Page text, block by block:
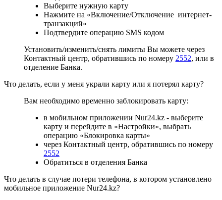
Выберите нужную карту
Нажмите на «Включение/Отключение интернет-
транзакций»
Подтвердите операцию SMS кодом
Установить/изменить/снять лимиты Вы можете через
Контактный центр, обратившись по номеру 2552, или в
отделение Банка.
Что делать, если у меня украли карту или я потерял карту?
Вам необходимо временно заблокировать карту:
в мобильном приложении Nur24.kz - выберите
карту и перейдите в «Настройки», выбрать
операцию «Блокировка карты»
через Контактный центр, обратившись по номеру
2552
Обратиться в отделения Банка
Что делать в случае потери телефона, в котором установлено
мобильное приложение Nur24.kz?